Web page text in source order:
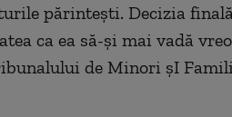
părinteşti. Decizia
ca ea să-şi mai vadă
de Minori şI